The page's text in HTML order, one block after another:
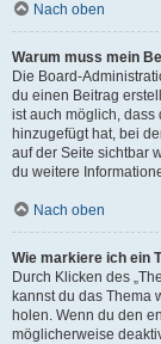
Nach oben
Warum muss mein
Die Board-
du einen Beitrag
ist auch möglich, dass
hinzugefügt hat, bei
auf der Seite sichtbar
du weitere
Nach oben
Wie markiere ich ein
Durch Klicken des
kannst du das Thema
holen. Wenn du den
möglicherweise